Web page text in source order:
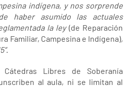
indígena, y nos sorprende
haber asumido las actuales
la ley (de Reparación
Familiar, Campesina e Indígena),
.
Libres de Soberanía
al aula, ni se limitan al